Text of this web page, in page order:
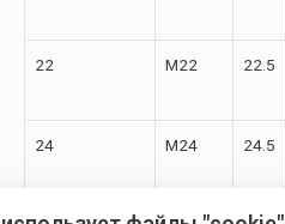
22 M22 22.5
24 M24 24.5